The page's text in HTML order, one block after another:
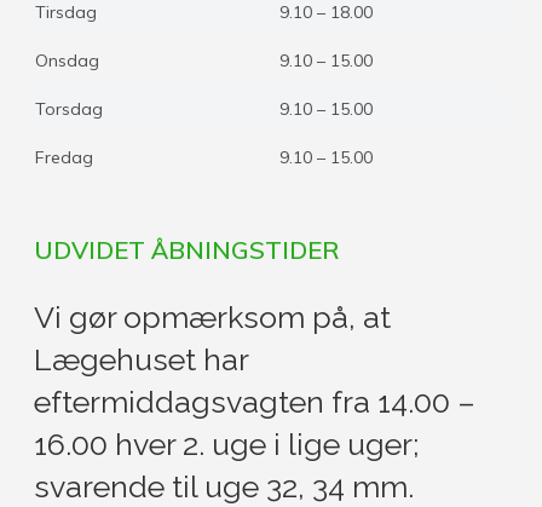
Tirsdag 9.10 – 18.00
Onsdag 9.10 – 15.00
Torsdag 9.10 – 15.00
Fredag 9.10 – 15.00
UDVIDET ÅBNINGSTIDER
Vi gør opmærksom på, at
Lægehuset har
eftermiddagsvagten fra 14.00 –
16.00 hver 2. uge i lige uger;
svarende til uge 32, 34 mm.